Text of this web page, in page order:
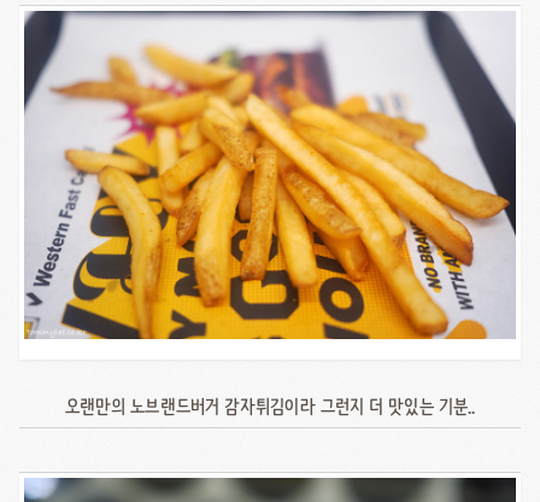
오랜만의 노브랜드버거 감자튀김이라 그런지 더 맛있는 기분..